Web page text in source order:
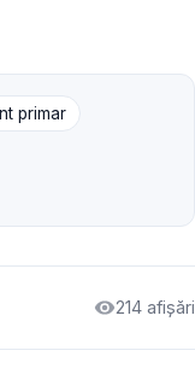
primar
214 afișări